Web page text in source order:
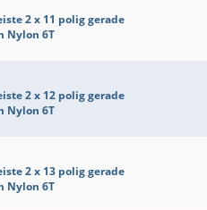
2 x 11 polig gerade
Nylon 6T
2 x 12 polig gerade
Nylon 6T
2 x 13 polig gerade
Nylon 6T